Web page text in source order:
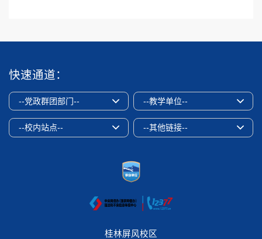
快速通道：
--党政群团部门-- --教学单位--
--校内站点-- --其他链接--
桂林屏风校区